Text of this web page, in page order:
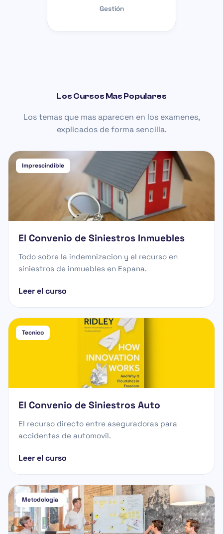
Gestión
Los Cursos Mas Populares
Los temas que mas aparecen en los examenes,
explicados de forma sencilla.
Imprescindible
El Convenio de Siniestros Inmuebles
Todo sobre la indemnizacion y el recurso en
siniestros de inmuebles en Espana.
Leer el curso
Tecnico
El Convenio de Siniestros Auto
El recurso directo entre aseguradoras para
accidentes de automovil.
Leer el curso
Metodologia